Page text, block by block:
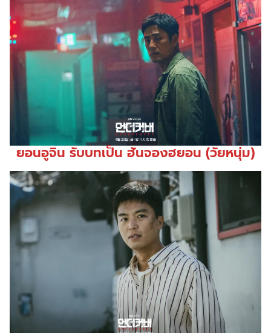
ยอนอูจิน รับบทเป็น ฮันจองฮยอน (วัยหนุ่ม)